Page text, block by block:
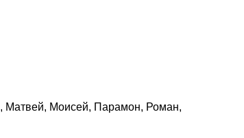
Матвей, Моисей, Парамон, Роман,